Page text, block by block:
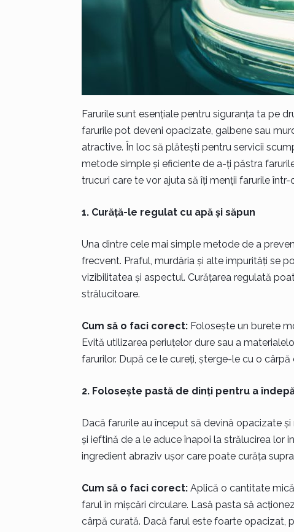
Farurile sunt esențiale pentru siguranța ta pe
farurile pot deveni opacizate, galbene sau
atractive. În loc să plătești pentru servicii
metode simple și eficiente de a-ți păstra
trucuri care te vor ajuta să îți menții farurile
1. Curăță-le regulat cu apă și săpun
Una dintre cele mai simple metode de a
frecvent. Praful, murdăria și alte impurități se
vizibilitatea și aspectul. Curățarea regulată
strălucitoare.
Cum să o faci corect:Folosește un burete
Evită utilizarea periuțelor dure sau a
farurilor. După ce le cureți, șterge-le cu o
2. Folosește pastă de dinți pentru a
Dacă farurile au început să devină opacizate
și ieftină de a le aduce înapoi la strălucirea lor
ingredient abraziv ușor care poate curăța
Cum să o faci corect:Aplică o cantitate
farul în mișcări circulare. Lasă pasta să
cârpă curată. Dacă farul este foarte opacizat,